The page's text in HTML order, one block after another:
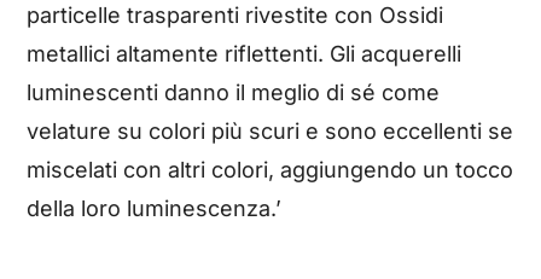
particelle trasparenti rivestite con Ossidi
metallici altamente riflettenti. Gli acquerelli
luminescenti danno il meglio di sé come
velature su colori più scuri e sono eccellenti se
miscelati con altri colori, aggiungendo un tocco
della loro luminescenza.’